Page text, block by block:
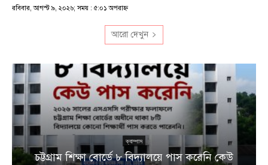
রবিবার, আগস্ট ৯, ২০২৬; সময় : ৫:০১ অপরাহ্ণ
আরো দেখুন
ক্যাম্পাস
চট্টগ্রাম শিক্ষা বোর্ডে ৮ বিদ্যালয়ে পাস করেনি কেউ